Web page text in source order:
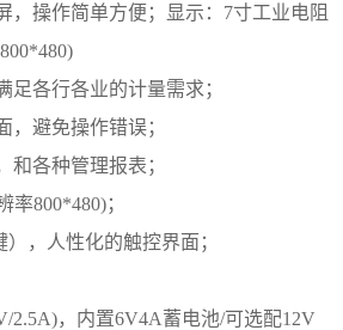
，操作简单方便；显示：7寸工业电阻
足各行各业的计量需求；
，避免操作错误；
和各种管理报表；
率800*480)；
，人性化的触控界面；
2.5A)，内置6V4A蓄电池/可选配12V